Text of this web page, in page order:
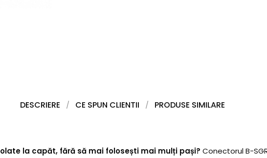
DESCRIERE CE SPUN CLIENTII PRODUSE SIMILARE
la capăt, fără să mai folosești mai mulți pași? Conectorul B-